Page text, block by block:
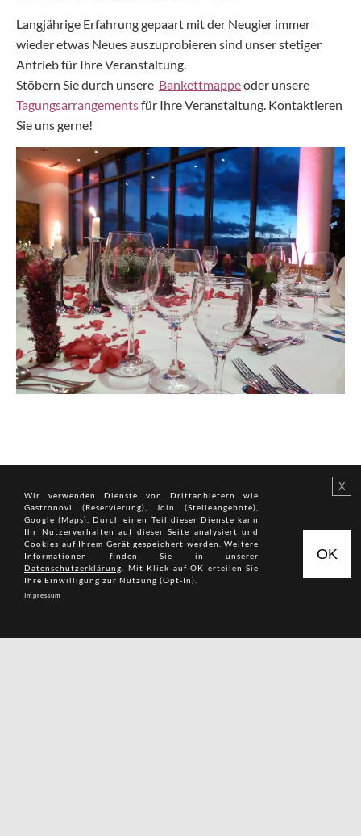
Langjährige Erfahrung gepaart mit der Neugier immer
wieder etwas Neues auszuprobieren sind unser stetiger
Antrieb für Ihre Veranstaltung.
Stöbern Sie durch unsere Bankettmappeoder unsere
Tagungsarrangementsfür Ihre Veranstaltung. Kontaktieren
Sie uns gerne!
Wir verwenden Dienste von Drittan­bietern wie
Gastronovi (Reservierung), Join (Stelleangebote),
Google (Maps). Durch einen Teil dieser Dienste kann
Ihr Nutzer­verhalten auf dieser Seite analysiert und
Cookies auf Ihrem Gerät gespeichert werden. Weitere
Informationen finden Sie in unserer
Datenschutzerklärung . Mit Klick auf OK erteilen Sie
Ihre Einwilligung zur Nutzung (Opt-In).
Impressum